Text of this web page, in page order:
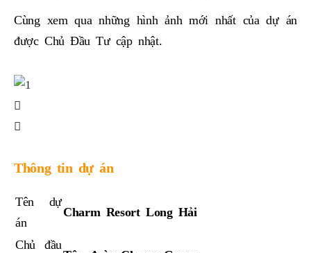
Cùng xem qua những hình ảnh mới nhất của dự án
được Chủ Đầu Tư cập nhật.
Thông tin dự án
Tên dự
án
Charm Resort Long Hải
Chủ đầu